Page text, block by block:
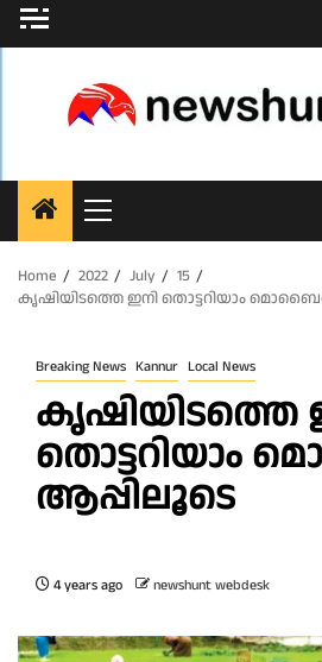
Skip
to
Primary
Menu
Home
2022 July
15
കൃഷിയിടത്തെ ഇനി തൊട്ടറിയാം
Breaking News Kannur Local News
കൃഷിയിടത്തെ
തൊട്ടറിയാം
ആപ്പിലൂടെ
4 years ago newshunt webdesk